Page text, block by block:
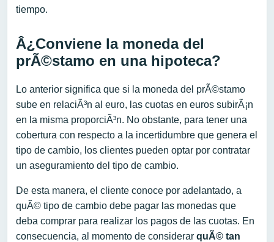
tiempo.
Â¿Conviene la moneda del
prÃ©stamo en una hipoteca?
Lo anterior significa que si la moneda del prÃ©stamo
sube en relaciÃ³n al euro, las cuotas en euros subirÃ¡n
en la misma proporciÃ³n. No obstante, para tener una
cobertura con respecto a la incertidumbre que genera el
tipo de cambio, los clientes pueden optar por contratar
un aseguramiento del tipo de cambio.
De esta manera, el cliente conoce por adelantado, a
quÃ© tipo de cambio debe pagar las monedas que
deba comprar para realizar los pagos de las cuotas. En
consecuencia, al momento de considerar quÃ© tan